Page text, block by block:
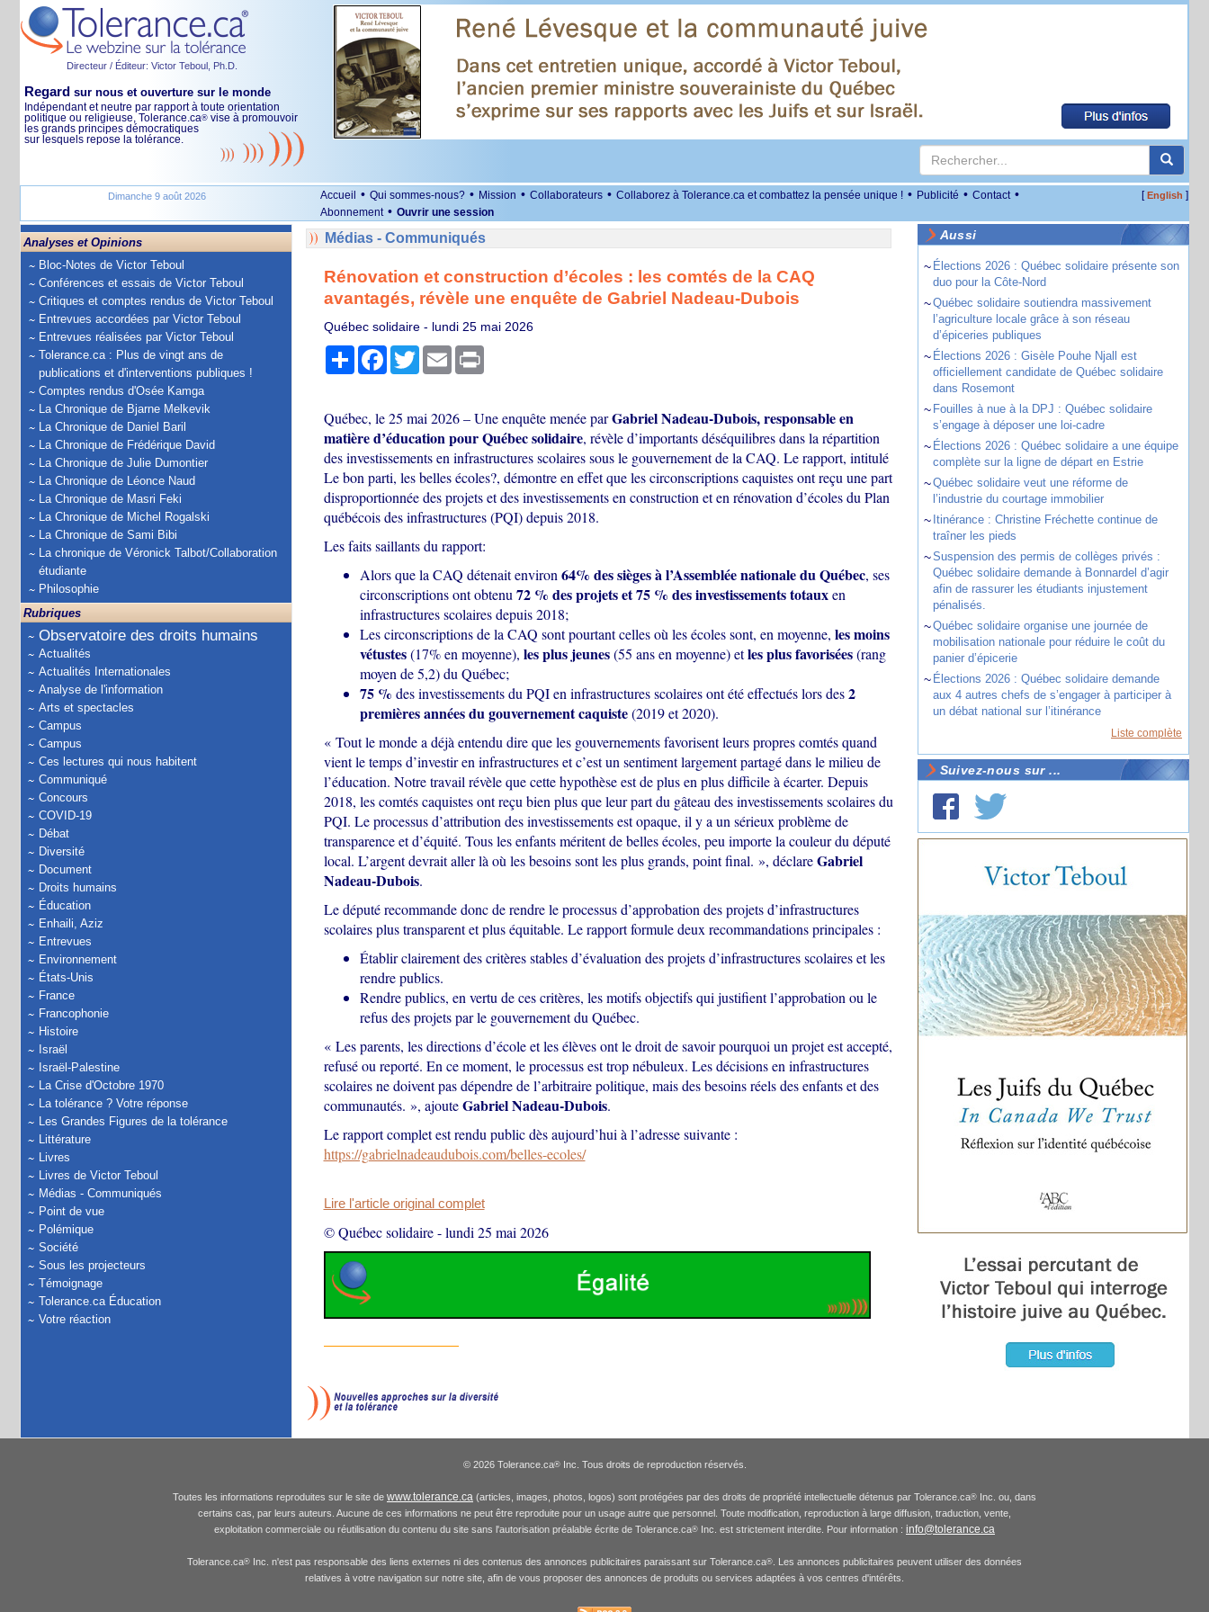
Directeur / Éditeur: Victor Teboul, Ph.D.
Regard sur nous et ouverture sur le monde
Indépendant et neutre par rapport à toute orientation
politique ou religieuse, Tolerance.ca® vise à promouvoir
les grands principes démocratiques
sur lesquels repose la tolérance.
Dimanche 9 août 2026 Accueil • Qui sommes-nous? • Mission • Collaborateurs • Collaborez à Tolerance.ca et combattez la pensée unique ! • Publicité • Contact •
Abonnement • Ouvrir une session
[English ]
Analyses et Opinions
Bloc-Notes de Victor Teboul
Conférences et essais de Victor Teboul
Critiques et comptes rendus de Victor Teboul
Entrevues accordées par Victor Teboul
Entrevues réalisées par Victor Teboul
Tolerance.ca : Plus de vingt ans de
publications et d'interventions publiques !
Comptes rendus d'Osée Kamga
La Chronique de Bjarne Melkevik
La Chronique de Daniel Baril
La Chronique de Frédérique David
La Chronique de Julie Dumontier
La Chronique de Léonce Naud
La Chronique de Masri Feki
La Chronique de Michel Rogalski
La Chronique de Sami Bibi
La chronique de Véronick Talbot/Collaboration
étudiante
Philosophie
Rubriques
Observatoire des droits humains
Actualités
Actualités Internationales
Analyse de l'information
Arts et spectacles
Campus
Campus
Ces lectures qui nous habitent
Communiqué
Concours
COVID-19
Débat
Diversité
Document
Droits humains
Éducation
Enhaili, Aziz
Entrevues
Environnement
États-Unis
France
Francophonie
Histoire
Israël
Israël-Palestine
La Crise d'Octobre 1970
La tolérance ? Votre réponse
Les Grandes Figures de la tolérance
Littérature
Livres
Livres de Victor Teboul
Médias - Communiqués
Point de vue
Polémique
Société
Sous les projecteurs
Témoignage
Tolerance.ca Éducation
Votre réaction
Médias - Communiqués
Rénovation et construction d’écoles : les comtés de la CAQ
avantagés, révèle une enquête de Gabriel Nadeau-Dubois
Québec solidaire - lundi 25 mai 2026
PartagerFacebook
TwitterEmail Print
Québec, le 25 mai 2026 – Une enquête menée parGabriel Nadeau-Dubois, responsable en
matière d’éducation pour Québec solidaire, révèle d’importants déséquilibres dans la répartition
des investissements en infrastructures scolaires sous le gouvernement de la CAQ. Le rapport, intitulé
Le bon parti, les belles écoles?, démontre en effet que les circonscriptions caquistes ont reçu une part
disproportionnée des projets et des investissements en construction et en rénovation d’écoles du Plan
québécois des infrastructures (PQI) depuis 2018.
Les faits saillants du rapport:
Alors que la CAQ détenait environ 64% des sièges à l’Assemblée nationale du Québec, ses
circonscriptions ont obtenu 72 % des projets et 75 % des investissements totauxen
infrastructures scolaires depuis 2018;
Les circonscriptions de la CAQ sont pourtant celles où les écoles sont, en moyenne, les moins
vétustes(17% en moyenne), les plus jeunes(55 ans en moyenne) etles plus favorisées(rang
moyen de 5,2) du Québec;
75 % des investissements du PQI en infrastructures scolaires ont été effectués lors des2
premières années du gouvernement caquiste(2019 et 2020).
« Tout le monde a déjà entendu dire que les gouvernements favorisent leurs propres comtés quand
vient le temps d’investir en infrastructures et c’est un sentiment largement partagé dans le milieu de
l’éducation. Notre travail révèle que cette hypothèse est de plus en plus difficile à écarter. Depuis
2018, les comtés caquistes ont reçu bien plus que leur part du gâteau des investissements scolaires du
PQI. Le processus d’attribution des investissements est opaque, il y a un sérieux problème de
transparence et d’équité. Tous les enfants méritent de belles écoles, peu importe la couleur du député
local. L’argent devrait aller là où les besoins sont les plus grands, point final. », déclareGabriel
Nadeau-Dubois.
Le député recommande donc de rendre le processus d’approbation des projets d’infrastructures
scolaires plus transparent et plus équitable. Le rapport formule deux recommandations principales :
Établir clairement des critères stables d’évaluation des projets d’infrastructures scolaires et les
rendre publics.
Rendre publics, en vertu de ces critères, les motifs objectifs qui justifient l’approbation ou le
refus des projets par le gouvernement du Québec.
« Les parents, les directions d’école et les élèves ont le droit de savoir pourquoi un projet est accepté,
refusé ou reporté. En ce moment, le processus est trop nébuleux. Les décisions en infrastructures
scolaires ne doivent pas dépendre de l’arbitraire politique, mais des besoins réels des enfants et des
communautés. », ajouteGabriel Nadeau-Dubois.
Le rapport complet est rendu public dès aujourd’hui à l’adresse suivante :
https://gabrielnadeaudubois.com/belles-ecoles/
Lire l'article original complet
© Québec solidaire-lundi 25 mai 2026
Aussi
~ Élections 2026 : Québec solidaire présente son
duo pour la Côte-Nord
~Québec solidaire soutiendra massivement
l’agriculture locale grâce à son réseau
d’épiceries publiques
~ Élections 2026 : Gisèle Pouhe Njall est
officiellement candidate de Québec solidaire
dans Rosemont
~ Fouilles à nue à la DPJ : Québec solidaire
s’engage à déposer une loi-cadre
~ Élections 2026 : Québec solidaire a une équipe
complète sur la ligne de départ en Estrie
~Québec solidaire veut une réforme de
l’industrie du courtage immobilier
~ Itinérance : Christine Fréchette continue de
traîner les pieds
~Suspension des permis de collèges privés :
Québec solidaire demande à Bonnardel d’agir
afin de rassurer les étudiants injustement
pénalisés.
~Québec solidaire organise une journée de
mobilisation nationale pour réduire le coût du
panier d’épicerie
~ Élections 2026 : Québec solidaire demande
aux 4 autres chefs de s’engager à participer à
un débat national sur l’itinérance
Liste complète
Suivez-nous sur ...
© 2026 Tolerance.ca®Inc. Tous droits de reproduction réservés.
Toutes les informations reproduites sur le site de www.tolerance.ca (articles, images, photos, logos) sont protégées par des droits de propriété intellectuelle détenus par Tolerance.ca® Inc. ou, dans
certains cas, par leurs auteurs. Aucune de ces informations ne peut être reproduite pour un usage autre que personnel. Toute modification, reproduction à large diffusion, traduction, vente,
exploitation commerciale ou réutilisation du contenu du site sans l'autorisation préalable écrite de Tolerance.ca® Inc. est strictement interdite. Pour information : info@tolerance.ca
Tolerance.ca® Inc. n'est pas responsable des liens externes ni des contenus des annonces publicitaires paraissant sur Tolerance.ca® . Les annonces publicitaires peuvent utiliser des données
relatives à votre navigation sur notre site, afin de vous proposer des annonces de produits ou services adaptées à vos centres d'intérêts.